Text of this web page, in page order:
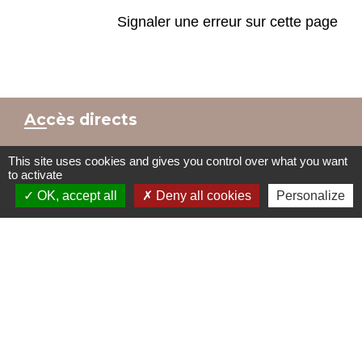
Signaler une erreur sur cette page
Accès directs
BULLETIN MUNICIPAL
import_contacts
MENU CANTINE
local_dining
This site uses cookies and gives you control over what you want
to activate
OK, accept all
Deny all cookies Personalize